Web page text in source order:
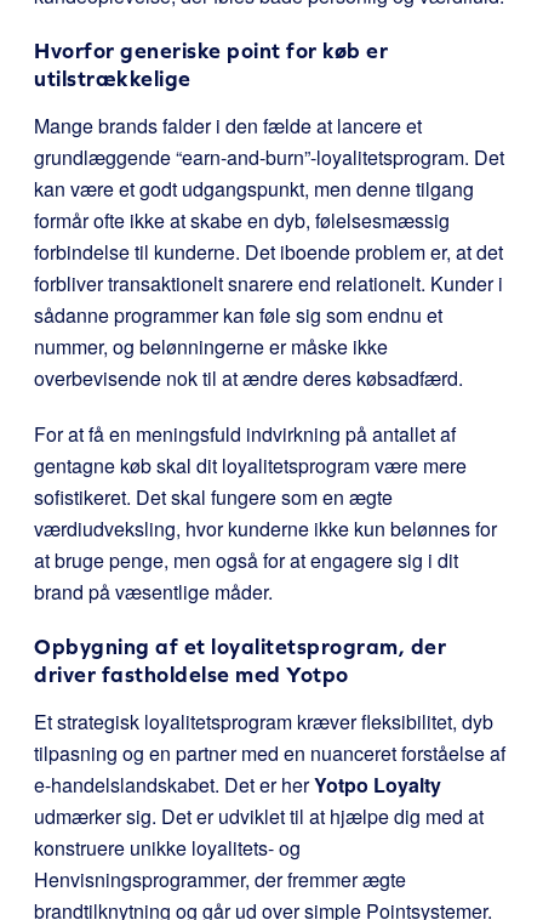
Hvorfor generiske point for køb er
utilstrækkelige
Mange brands falder i den fælde at lancere et
grundlæggende “earn-and-burn”-loyalitetsprogram. Det
kan være et godt udgangspunkt, men denne tilgang
formår ofte ikke at skabe en dyb, følelsesmæssig
forbindelse til kunderne. Det iboende problem er, at det
forbliver transaktionelt snarere end relationelt. Kunder i
sådanne programmer kan føle sig som endnu et
nummer, og belønningerne er måske ikke
overbevisende nok til at ændre deres købsadfærd.
For at få en meningsfuld indvirkning på antallet af
gentagne køb skal dit loyalitetsprogram være mere
sofistikeret. Det skal fungere som en ægte
værdiudveksling, hvor kunderne ikke kun belønnes for
at bruge penge, men også for at engagere sig i dit
brand på væsentlige måder.
Opbygning af et loyalitetsprogram, der
driver fastholdelse med Yotpo
Et strategisk loyalitetsprogram kræver fleksibilitet, dyb
tilpasning og en partner med en nuanceret forståelse af
e-handelslandskabet. Det er herYotpo Loyalty
udmærker sig. Det er udviklet til at hjælpe dig med at
konstruere unikke loyalitets- og
Henvisningsprogrammer, der fremmer ægte
brandtilknytning og går ud over simple Pointsystemer.